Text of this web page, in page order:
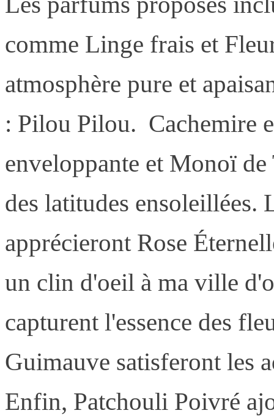
comme Linge frais et
atmosphère pure et
: Pilou Pilou. Cachemire
enveloppante et Monoï
des latitudes ensoleillées.
apprécieront Rose
un clin d'oeil à ma ville
capturent l'essence des
Guimauve satisferont les
Enfin, Patchouli Poivré